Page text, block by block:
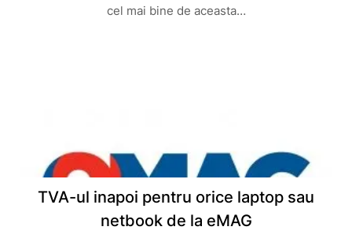
cel mai bine de aceasta…
TVA-ul inapoi pentru orice laptop sau
netbook de la eMAG